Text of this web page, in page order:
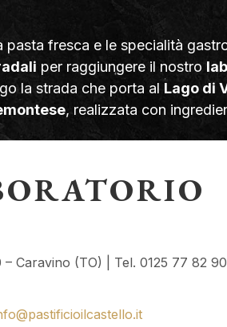
pasta fresca e le specialità
per raggiungere il nostro
la strada che porta al Lago di
, realizzata con
– Caravino (TO) | Tel. 0125 77 82 90